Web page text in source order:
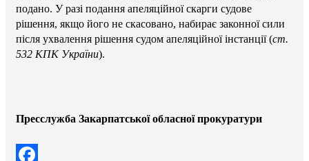
подано. У разі подання апеляційної скарги судове
рішення, якщо його не скасовано, набирає законної сили
після ухвалення рішення судом апеляційної інстанції (ст.
532 КПК України).
Пресслужба Закарпатської обласної прокуратури